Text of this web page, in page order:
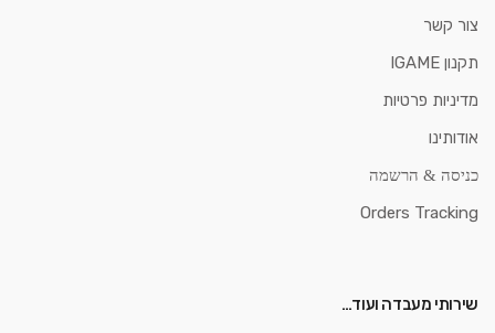
צור קשר
תקנון IGAME
מדיניות פרטיות
אודותינו
כניסה & הרשמה
Orders Tracking
שירותי מעבדה ועוד…